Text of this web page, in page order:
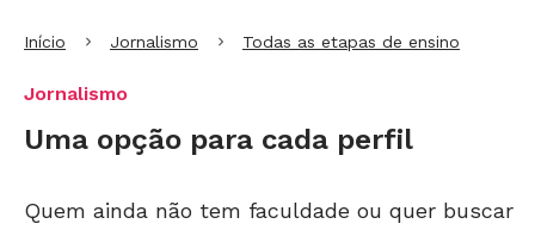
Início Jornalismo Todas as etapas de ensino
Jornalismo
Uma opção para cada perfil
Quem ainda não tem faculdade ou quer buscar